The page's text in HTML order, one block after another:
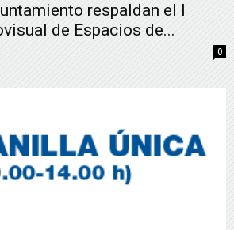
respaldan el I
de Espacios de...
0